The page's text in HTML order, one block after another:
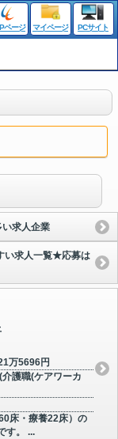
ページ マイページ PCサイト
求人企業
い求人一覧★応募は
万5696円
護職(ケアワーカ
床・療養22床）の
す。 ...